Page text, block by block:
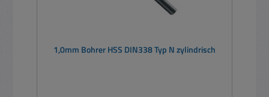
1,0mm Bohrer HSS DIN338 Typ N zylindrisch